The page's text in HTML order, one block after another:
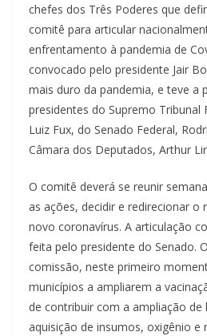
chefes dos Três Poderes que
comitê para articular
enfrentamento à pandemia de
convocado pelo presidente Jair
mais duro da pandemia, e teve a
presidentes do Supremo Tribunal
Luiz Fux, do Senado Federal,
Câmara dos Deputados, Arthur
O comitê deverá se reunir
as ações, decidir e redirecionar o
novo coronavírus. A articulação
feita pelo presidente do Senado.
comissão, neste primeiro
municípios a ampliarem a
de contribuir com a ampliação de
aquisição de insumos, oxigênio e